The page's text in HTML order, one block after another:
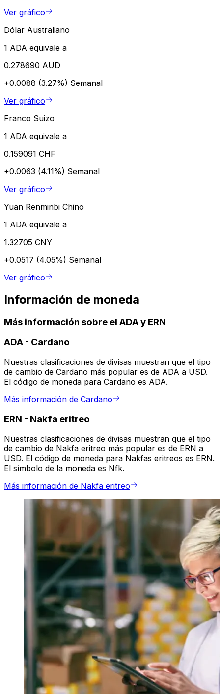
Ver gráfico
Dólar Australiano
1 ADA equivale a
0.278690 AUD
+0.0088 (3.27%) Semanal
Ver gráfico
Franco Suizo
1 ADA equivale a
0.159091 CHF
+0.0063 (4.11%) Semanal
Ver gráfico
Yuan Renminbi Chino
1 ADA equivale a
1.32705 CNY
+0.0517 (4.05%) Semanal
Ver gráfico
Información de moneda
Más información sobre el ADA y ERN
ADA - Cardano
Nuestras clasificaciones de divisas muestran que el tipo
de cambio de Cardano más popular es de ADA a USD.
El código de moneda para Cardano es ADA.
Más información de Cardano
ERN - Nakfa eritreo
Nuestras clasificaciones de divisas muestran que el tipo
de cambio de Nakfa eritreo más popular es de ERN a
USD. El código de moneda para Nakfas eritreos es ERN.
El símbolo de la moneda es Nfk.
Más información de Nakfa eritreo